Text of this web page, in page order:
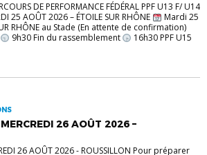
DE PERFORMANCE FÉDÉRAL PPF U13 F/ U14
25 AOÛT 2026 – ÉTOILE SUR RHÔNE
Mardi 25
RHÔNE au Stade (En attente de confirmation)
9h30 Fin du rassemblement
16h30 PPF U15
26 AOÛT 2026 –
26 AOÛT 2026 - ROUSSILLON Pour préparer